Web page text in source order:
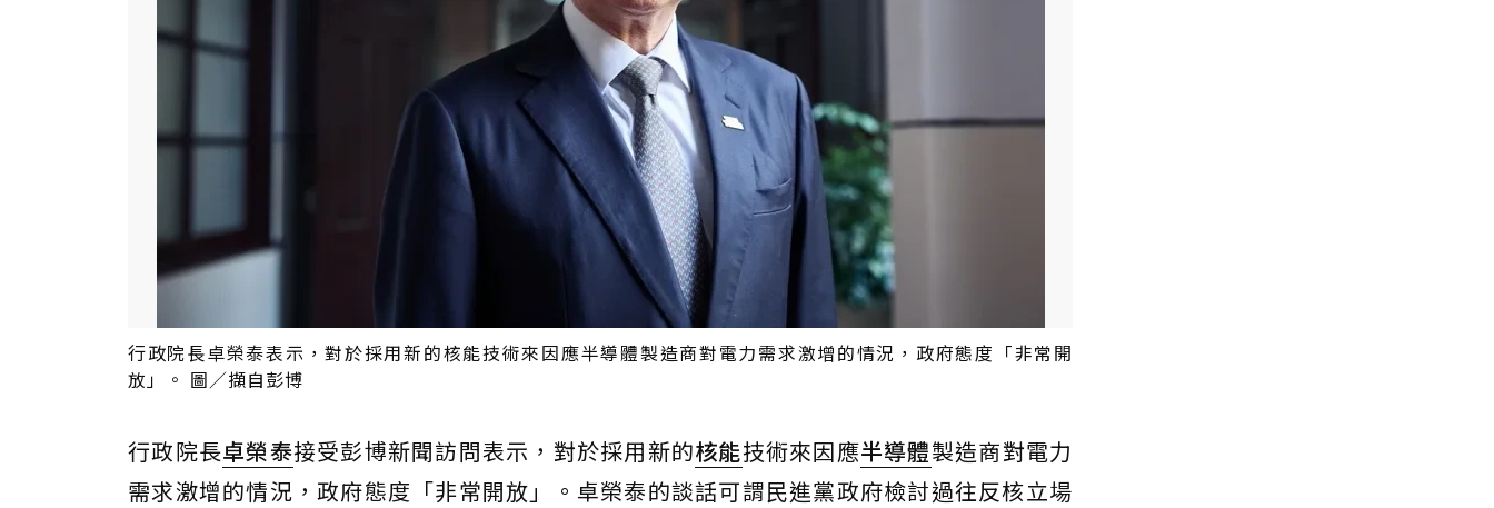
行政院長卓榮泰表示，對於採用新的核能技術來因應半導體製造商對電力需求激增的情況，政府態度「非常開
放」。 圖／擷自彭博
行政院長卓榮泰接受彭博新聞訪問表示，對於採用新的核能技術來因應半導體製造商對電力
需求激增的情況，政府態度「非常開放」。卓榮泰的談話可謂民進黨政府檢討過往反核立場